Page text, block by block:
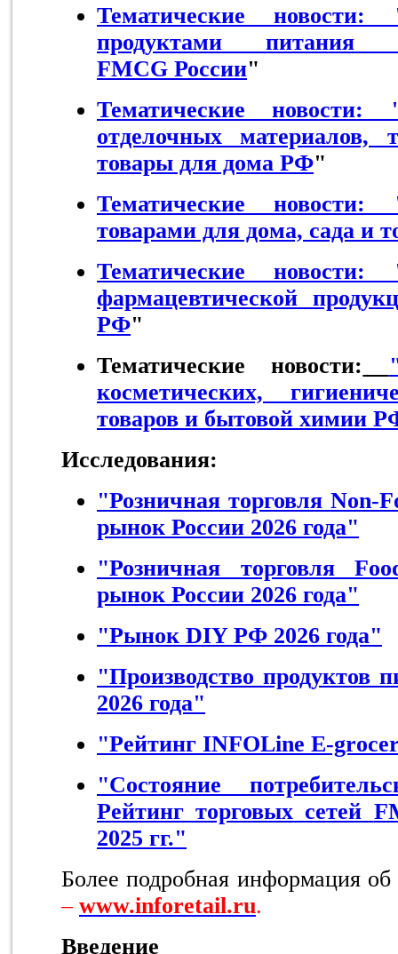
Тематические новости:
продуктами
FMCG России"
Тематические новости:
отделочных материалов,
товары для дома РФ"
Тематические новости:
товарами для дома, сада и
Тематические новости:
фармацевтической
РФ"
Тематические новости:
косметических,
товаров и бытовой химии
Исследования:
"Розничная торговля Non-
рынок России 2026 года"
"Розничная торговля
рынок России 2026 года"
"Рынок DIY РФ 2026 года"
"Производство продуктов
2026 года"
"Рейтинг INFOLine E-
"Состояние
Рейтинг торговых сетей
2025 гг."
Более подробная информация
– www.inforetail.ru.
Введение